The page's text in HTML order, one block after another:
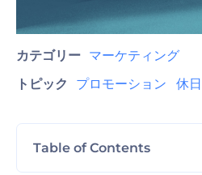
カテゴリー マーケティング
トピック
プロモーション 休日
Table of Contents